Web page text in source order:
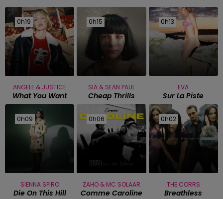
0h19
0h19
ANGELE & JUSTICE
What You Want
0h15
0h15
SIA & SEAN PAUL
Cheap Thrills
0h13
0h13
EVA
Sur La Piste
0h09
0h09
SIENNA SPIRO
Die On This Hill
0h06
0h06
ZAHO & MC SOLAAR
Comme Caroline
0h02
0h02
THE CORRS
Breathless